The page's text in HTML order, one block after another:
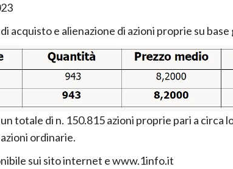
acquisto e alienazione di azioni proprie su
totale di n. 150.815 azioni proprie pari a circa
ordinarie.
sui sito internet e www.1info.it